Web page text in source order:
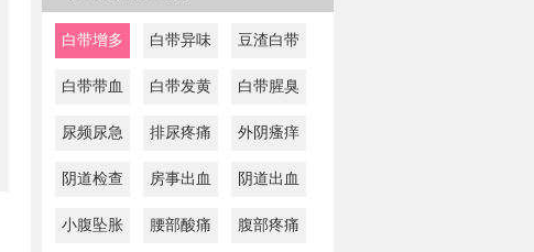
白带增多 白带异味 豆渣白带
白带带血 白带发黄 白带腥臭
尿频尿急 排尿疼痛 外阴瘙痒
阴道检查 房事出血 阴道出血
小腹坠胀 腰部酸痛 腹部疼痛